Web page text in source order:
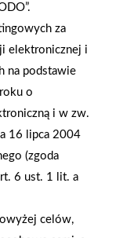
za
elektronicznej i
na podstawie
o
i w zw.
16 lipca 2004
(zgoda
6 ust. 1 lit. a
celów,